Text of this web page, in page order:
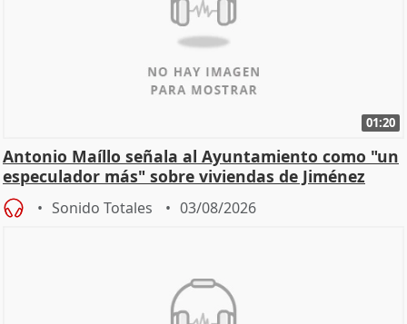
01:20
Antonio Maíllo señala al Ayuntamiento como "un
especulador más" sobre viviendas de Jiménez
Becerril
Sonido Totales 03/08/2026